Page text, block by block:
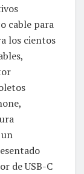
cable para
los cientos
de USB-C